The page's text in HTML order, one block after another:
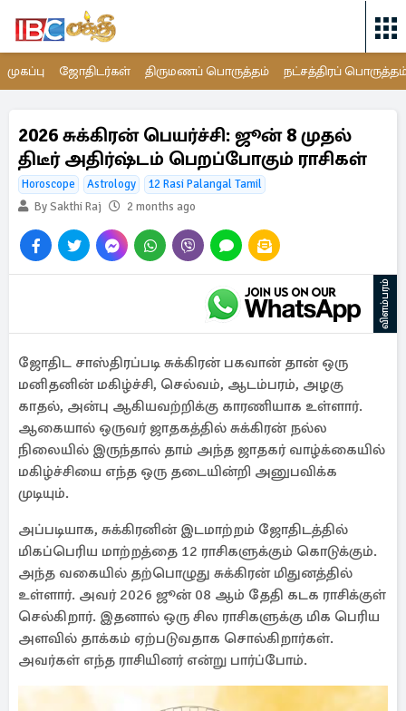
முகப்பு ஜோதிடர்கள் திருமணப் பொருத்தம் நட்சத்திரப்
2026 சுக்கிரன் பெயர்ச்சி: ஜூன் 8 முதல்
திடீர் அதிர்ஷ்டம் பெறப்போகும் ராசிகள்
Horoscope Astrology
12 Rasi Palangal Tamil
By Sakthi Raj
2 months ago
விளம்பரம்
ஜோதிட சாஸ்திரப்படி சுக்கிரன் பகவான் தான் ஒரு
மனிதனின் மகிழ்ச்சி, செல்வம், ஆடம்பரம், அழகு
காதல், அன்பு ஆகியவற்றிக்கு காரணியாக உள்ளார்.
ஆகையால் ஒருவர் ஜாதகத்தில் சுக்கிரன் நல்ல
நிலையில் இருந்தால் தாம் அந்த ஜாதகர் வாழ்க்கையில்
மகிழ்ச்சியை எந்த ஒரு தடையின்றி அனுபவிக்க
முடியும்.
அப்படியாக, சுக்கிரனின் இடமாற்றம் ஜோதிடத்தில்
மிகப்பெரிய மாற்றத்தை 12 ராசிகளுக்கும் கொடுக்கும்.
அந்த வகையில் தற்பொழுது சுக்கிரன் மிதுனத்தில்
உள்ளார். அவர் 2026 ஜூன் 08 ஆம் தேதி கடக ராசிக்குள்
செல்கிறார். இதனால் ஒரு சில ராசிகளுக்கு மிக பெரிய
அளவில் தாக்கம் ஏற்படுவதாக சொல்கிறார்கள்.
அவர்கள் எந்த ராசியினர் என்று பார்ப்போம்.